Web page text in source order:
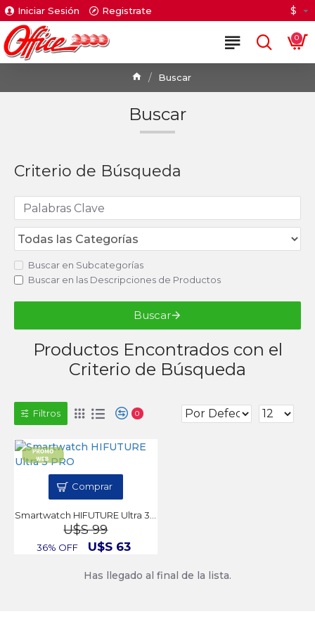
Iniciar Sesión Registrate $
0
Buscar
Buscar
Criterio de Búsqueda
Buscar en Subcategorías
Buscar en las Descripciones de Productos
Buscar
Productos Encontrados con el
Criterio de Búsqueda
Filtros 0
U$S 99
36% OFF U$S 63
Comprar
Has llegado al final de la lista.